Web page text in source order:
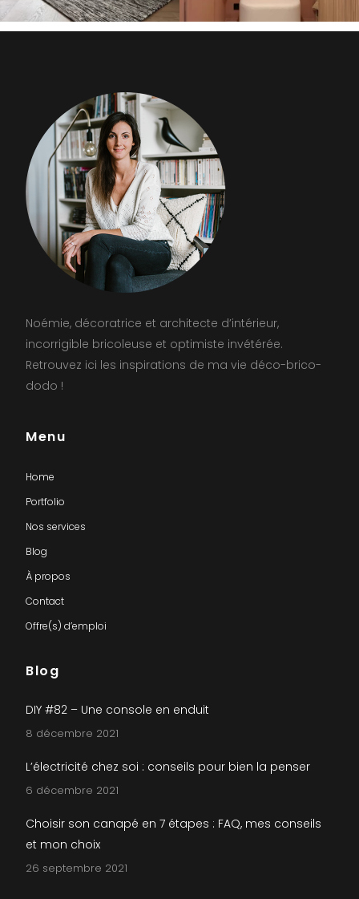
Noémie, décoratrice et architecte d’intérieur,
incorrigible bricoleuse et optimiste invétérée.
Retrouvez ici les inspirations de ma vie déco-brico-
dodo !
Menu
Home
Portfolio
Nos services
Blog
À propos
Contact
Offre(s) d’emploi
Blog
DIY #82 – Une console en enduit
8 décembre 2021
L’électricité chez soi : conseils pour bien la penser
6 décembre 2021
Choisir son canapé en 7 étapes : FAQ, mes conseils
et mon choix
26 septembre 2021